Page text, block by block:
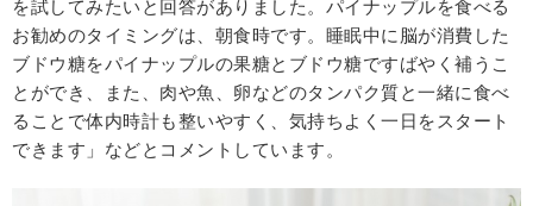
を試してみたいと回答がありました。パイナップルを食べる
お勧めのタイミングは、朝食時です。睡眠中に脳が消費した
ブドウ糖をパイナップルの果糖とブドウ糖ですばやく補うこ
とができ、また、肉や魚、卵などのタンパク質と一緒に食べ
ることで体内時計も整いやすく、気持ちよく一日をスタート
できます」などとコメントしています。